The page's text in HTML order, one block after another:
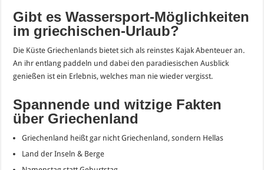
Gibt es Wassersport-Möglichkeiten
im griechischen-Urlaub?
Die Küste Griechenlands bietet sich als reinstes Kajak Abenteuer an.
An ihr entlang paddeln und dabei den paradiesischen Ausblick
genießen ist ein Erlebnis, welches man nie wieder vergisst.
Spannende und witzige Fakten
über Griechenland
Griechenland heißt gar nicht Griechenland, sondern Hellas
Land der Inseln & Berge